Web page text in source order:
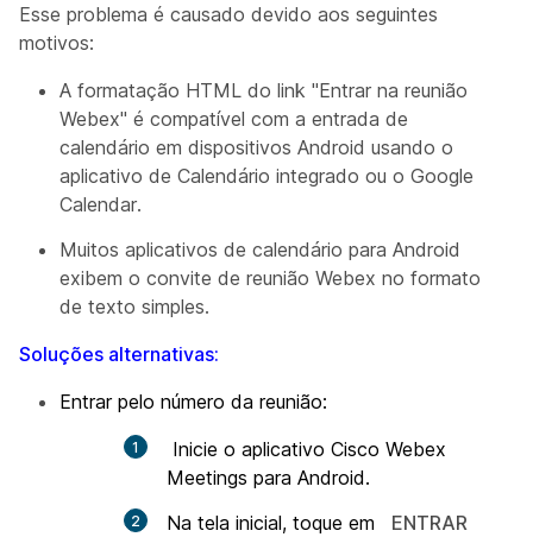
Esse problema é causado devido aos seguintes
motivos:
A formatação HTML do link "Entrar na reunião
Webex" é compatível com a entrada de
calendário em dispositivos Android usando o
aplicativo de Calendário integrado ou o Google
Calendar.
Muitos aplicativos de calendário para Android
exibem o convite de reunião Webex no formato
de texto simples.
Soluções alternativas:
Entrar pelo número da reunião:
Inicie o aplicativo Cisco Webex
Meetings para Android.
Na tela inicial, toque em
ENTRAR